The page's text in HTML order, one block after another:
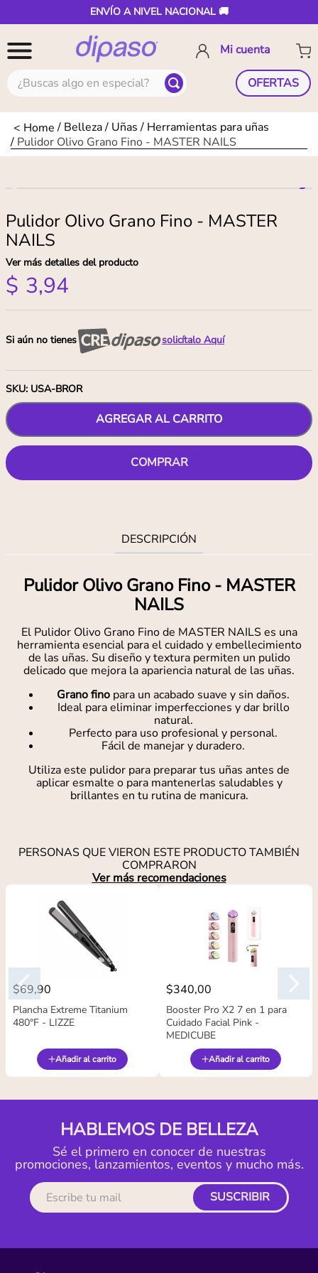
ENVÍO A NIVEL NACIONAL 🚚
¿Buscas algo en especial? OFERTAS
Belleza Uñas
Herramientas para uñas
Pulidor Olivo Grano Fino - MASTER NAILS
Pulidor Olivo Grano Fino - MASTER
NAILS
Ver más detalles del producto
$ 3,94
Si aún no tienes solicítalo Aquí
SKU: USA-BROR
AGREGAR AL CARRITO
COMPRAR
DESCRIPCIÓN
Pulidor Olivo Grano Fino - MASTER
NAILS
El Pulidor Olivo Grano Fino de MASTER NAILS es una
herramienta esencial para el cuidado y embellecimiento
de las uñas. Su diseño y textura permiten un pulido
delicado que mejora la apariencia natural de las uñas.
Grano fino para un acabado suave y sin daños.
Ideal para eliminar imperfecciones y dar brillo
natural.
Perfecto para uso profesional y personal.
Fácil de manejar y duradero.
Utiliza este pulidor para preparar tus uñas antes de
aplicar esmalte o para mantenerlas saludables y
brillantes en tu rutina de manicura.
PERSONAS QUE VIERON ESTE PRODUCTO TAMBIÉN
COMPRARON
Ver más recomendaciones
$69,90
Plancha Extreme Titanium
480°F - LIZZE
Añadir al carrito
$340,00
Booster Pro X2 7 en 1 para
Cuidado Facial Pink -
MEDICUBE
Añadir al carrito
HABLEMOS DE BELLEZA
Sé el primero en conocer de nuestras
promociones, lanzamientos, eventos y mucho más.
SUSCRIBIR